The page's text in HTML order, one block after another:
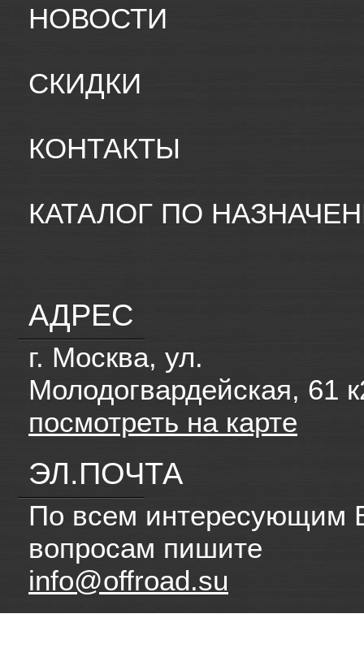
НОВОСТИ
СКИДКИ
КОНТАКТЫ
КАТАЛОГ ПО
АДРЕС
г. Москва, ул.
Молодогвардейская, 61
посмотреть на карте
ЭЛ.ПОЧТА
По всем интересующим
вопросам пишите
info@offroad.su